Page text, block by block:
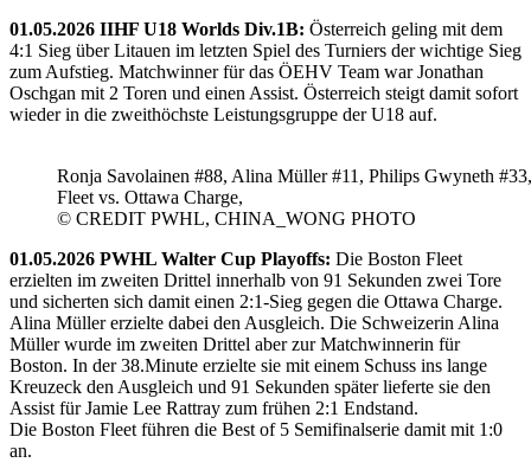
01.05.2026 IIHF U18 Worlds Div.1B: Österreich geling mit dem
4:1 Sieg über Litauen im letzten Spiel des Turniers der wichtige Sieg
zum Aufstieg. Matchwinner für das ÖEHV Team war Jonathan
Oschgan mit 2 Toren und einen Assist. Österreich steigt damit sofort
wieder in die zweithöchste Leistungsgruppe der U18 auf.
Ronja Savolainen #88, Alina Müller #11, Philips Gwyneth
Fleet vs. Ottawa Charge,
© CREDIT PWHL, CHINA_WONG PHOTO
01.05.2026 PWHL Walter Cup Playoffs: Die Boston Fleet
erzielten im zweiten Drittel innerhalb von 91 Sekunden zwei Tore
und sicherten sich damit einen 2:1-Sieg gegen die Ottawa Charge.
Alina Müller erzielte dabei den Ausgleich. Die Schweizerin Alina
Müller wurde im zweiten Drittel aber zur Matchwinnerin für
Boston. In der 38.Minute erzielte sie mit einem Schuss ins lange
Kreuzeck den Ausgleich und 91 Sekunden später lieferte sie den
Assist für Jamie Lee Rattray zum frühen 2:1 Endstand.
Die Boston Fleet führen die Best of 5 Semifinalserie damit mit 1:0
an.